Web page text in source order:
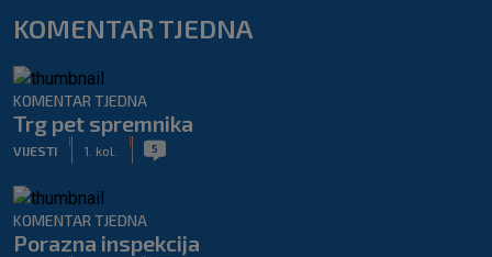
KOMENTAR TJEDNA
KOMENTAR TJEDNA
Trg pet spremnika
VIJESTI 1. kol. 5
KOMENTAR TJEDNA
Porazna inspekcija